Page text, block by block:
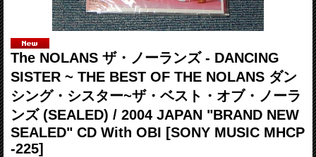
The NOLANS ザ・ノーランズ - DANCING
SISTER ~ THE BEST OF THE NOLANS ダン
シング・シスター~ザ・ベスト・オブ・ノーラ
ンズ (SEALED) / 2004 JAPAN "BRAND NEW
SEALED" CD With OBI [SONY MUSIC MHCP
-225]